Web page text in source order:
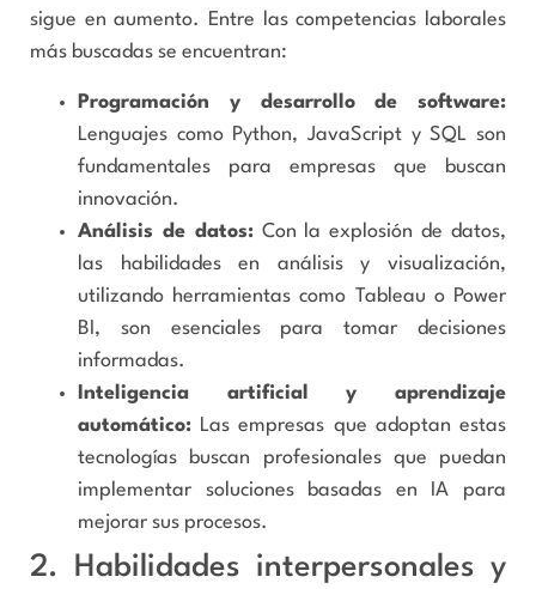
sigue en aumento. Entre las competencias laborales
más buscadas se encuentran:
Programación y desarrollo de software:
Lenguajes como Python, JavaScript y SQL son
fundamentales para empresas que buscan
innovación.
Análisis de datos:Con la explosión de datos,
las habilidades en análisis y visualización,
utilizando herramientas como Tableau o Power
BI, son esenciales para tomar decisiones
informadas.
Inteligencia artificial y aprendizaje
automático: Las empresas que adoptan estas
tecnologías buscan profesionales que puedan
implementar soluciones basadas en IA para
mejorar sus procesos.
2. Habilidades interpersonales y